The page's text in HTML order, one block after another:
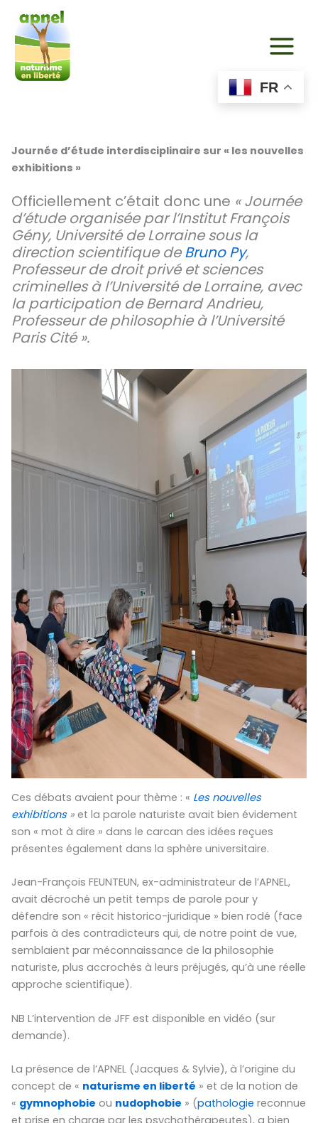
contenu
Journée d’étude interdisciplinaire sur « les nouvelles
exhibitions »
Officiellement c’était donc une « Journée
d’étude organisée par l’Institut François
Gény, Université de Lorraine sous la
direction scientifique deBruno Py,
Professeur de droit privé et sciences
criminelles à l’Université de Lorraine, avec
la participation de Bernard Andrieu,
Professeur de philosophie à l’Université
Paris Cité ».
Ces débats avaient pour thème : « Les nouvelles
exhibitions» et la parole naturiste avait bien évidement
son « mot à dire » dans le carcan des idées reçues
présentes également dans la sphère universitaire.
Jean-François FEUNTEUN, ex-administrateur de l’APNEL,
avait décroché un petit temps de parole pour y
défendre son « récit historico-juridique » bien rodé (face
parfois à des contradicteurs qui, de notre point de vue,
semblaient par méconnaissance de la philosophie
naturiste, plus accrochés à leurs préjugés, qu’à une réelle
approche scientifique).
NB L’intervention de JFF est disponible en vidéo (sur
demande).
La présence de l’APNEL (Jacques & Sylvie), à l’origine du
concept de « naturisme en liberté » et de la notion de
« gymnophobie ou nudophobie » (pathologie reconnue
et prise en charge par les psychothérapeutes), a bien
FR